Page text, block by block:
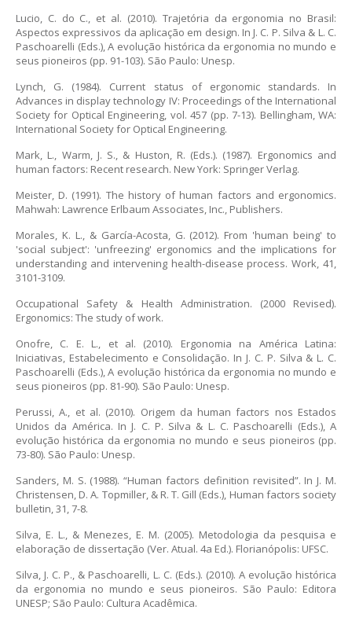
Lucio, C. do C., et al. (2010). Trajetória da ergonomia no Brasil:
Aspectos expressivos da aplicação em design. In J. C. P. Silva & L. C.
Paschoarelli (Eds.), A evolução histórica da ergonomia no mundo e
seus pioneiros (pp. 91-103). São Paulo: Unesp.
Lynch, G. (1984). Current status of ergonomic standards. In
Advances in display technology IV: Proceedings of the International
Society for Optical Engineering, vol. 457 (pp. 7-13). Bellingham, WA:
International Society for Optical Engineering.
Mark, L., Warm, J. S., & Huston, R. (Eds.). (1987). Ergonomics and
human factors: Recent research. New York: Springer Verlag.
Meister, D. (1991). The history of human factors and ergonomics.
Mahwah: Lawrence Erlbaum Associates, Inc., Publishers.
Morales, K. L., & García-Acosta, G. (2012). From 'human being' to
'social subject': 'unfreezing' ergonomics and the implications for
understanding and intervening health-disease process. Work, 41,
3101-3109.
Occupational Safety & Health Administration. (2000 Revised).
Ergonomics: The study of work.
Onofre, C. E. L., et al. (2010). Ergonomia na América Latina:
Iniciativas, Estabelecimento e Consolidação. In J. C. P. Silva & L. C.
Paschoarelli (Eds.), A evolução histórica da ergonomia no mundo e
seus pioneiros (pp. 81-90). São Paulo: Unesp.
Perussi, A., et al. (2010). Origem da human factors nos Estados
Unidos da América. In J. C. P. Silva & L. C. Paschoarelli (Eds.), A
evolução histórica da ergonomia no mundo e seus pioneiros (pp.
73-80). São Paulo: Unesp.
Sanders, M. S. (1988). “Human factors definition revisited”. In J. M.
Christensen, D. A. Topmiller, & R. T. Gill (Eds.), Human factors society
bulletin, 31, 7-8.
Silva, E. L., & Menezes, E. M. (2005). Metodologia da pesquisa e
elaboração de dissertação (Ver. Atual. 4a Ed.). Florianópolis: UFSC.
Silva, J. C. P., & Paschoarelli, L. C. (Eds.). (2010). A evolução histórica
da ergonomia no mundo e seus pioneiros. São Paulo: Editora
UNESP; São Paulo: Cultura Acadêmica.